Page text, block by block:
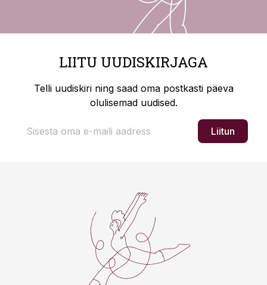
LIITU UUDISKIRJAGA
Telli uudiskiri ning saad oma postkasti päeva
olulisemad uudised.
Liitun